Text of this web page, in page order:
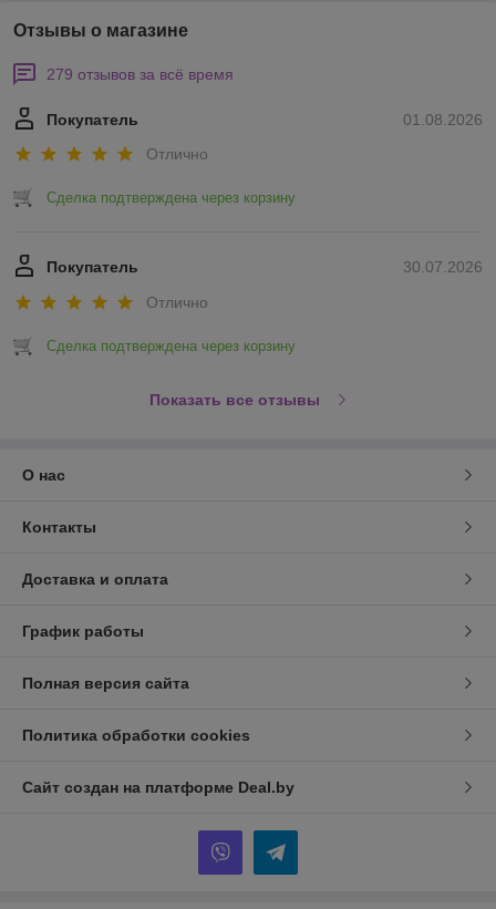
Отзывы о магазине
279 отзывов за всё время
01.08.2026
Покупатель
Отлично
Сделка подтверждена через корзину
30.07.2026
Покупатель
Отлично
Сделка подтверждена через корзину
Показать все отзывы
О нас
Контакты
Доставка и оплата
График работы
Полная версия сайта
Политика обработки cookies
Сайт создан на платформе Deal.by